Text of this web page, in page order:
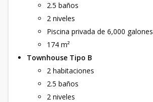
2.5 baños
2 niveles
Piscina privada de 6,000 galones
174 m²
Townhouse Tipo B
2 habitaciones
2.5 baños
2 niveles